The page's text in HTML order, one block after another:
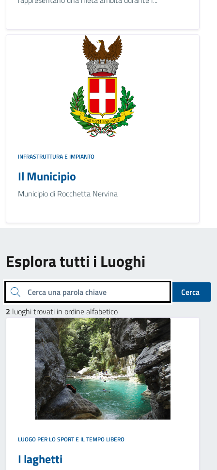
INFRASTRUTTURA E IMPIANTO
Il Municipio
Municipio di Rocchetta Nervina
Esplora tutti i Luoghi
Cerca una parola chiave
Cerca
2 luoghi trovati in ordine alfabetico
LUOGO PER LO SPORT E IL TEMPO LIBERO
I laghetti